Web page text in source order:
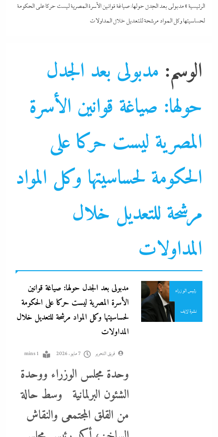
الرئيسية»مدبولى بعد الجدل حولها: صياغة قوانين الأسرة المصرية ليست حركا على الحكومة
لحساسيتها وكل المواد مرشحة للتعديل خلال المداولات
الوسم: مدبولى بعد الجدل
حولها: صياغة قوانين الأسرة
المصرية ليست حركا على
الحكومة لحساسيتها وكل المواد
مرشحة للتعديل خلال
المداولات
احنا في ضهرك
التحليل اللحظي
الحكومة برلمان
جاءنا الآن
رئيس الوزراء
نشرة لايف
مدبولى بعد الجدل حولها: صياغة قوانين
الأسرة المصرية ليست حركا على الحكومة
لحساسيتها وكل المواد مرشحة للتعديل خلال
المداولات
فريق التحرير 7 مايو، 2026 1 mins
وحدة مجلس الوزراء ووحدة
الشئون البرلمانية وسط حالة
من القلق المجتمعى والنقاش
اتهامات مخابراتية غربية: إيران تعرض “صفقة مضيق” على الصين وروسيا
لتوريطهما مباشرة في صراع هرمز بترقب أمريكي إسرائيلى
7 مايو، 2026
مصر تتجه لإسناد تطوير “الجفيرة” بالساحل الشمالي لمستثمر إماراتي بقيمة